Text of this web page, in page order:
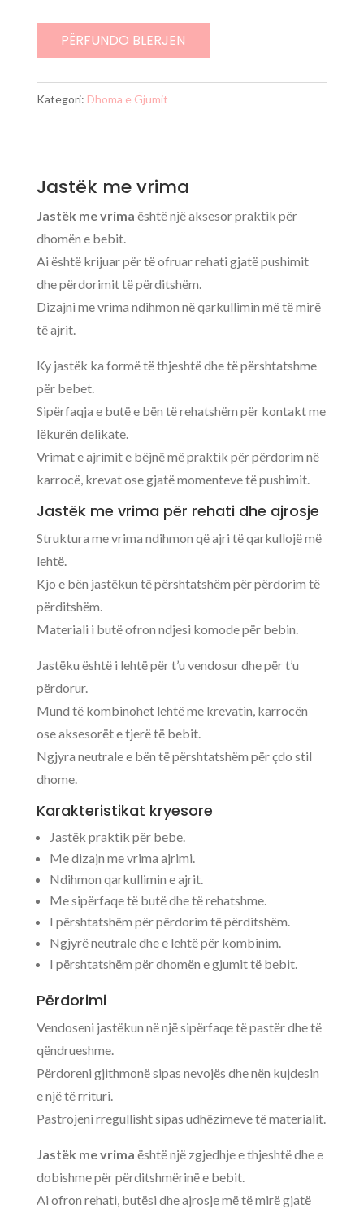
vrimaPËRFUNDO BLERJEN
Kategori: Dhoma e Gjumit
Jastëk me vrima
Jastëk me vrima është një aksesor praktik për
dhomën e bebit.
Ai është krijuar për të ofruar rehati gjatë pushimit
dhe përdorimit të përditshëm.
Dizajni me vrima ndihmon në qarkullimin më të mirë
të ajrit.
Ky jastëk ka formë të thjeshtë dhe të përshtatshme
për bebet.
Sipërfaqja e butë e bën të rehatshëm për kontakt me
lëkurën delikate.
Vrimat e ajrimit e bëjnë më praktik për përdorim në
karrocë, krevat ose gjatë momenteve të pushimit.
Jastëk me vrima për rehati dhe ajrosje
Struktura me vrima ndihmon që ajri të qarkullojë më
lehtë.
Kjo e bën jastëkun të përshtatshëm për përdorim të
përditshëm.
Materiali i butë ofron ndjesi komode për bebin.
Jastëku është i lehtë për t’u vendosur dhe për t’u
përdorur.
Mund të kombinohet lehtë me krevatin, karrocën
ose aksesorët e tjerë të bebit.
Ngjyra neutrale e bën të përshtatshëm për çdo stil
dhome.
Karakteristikat kryesore
Jastëk praktik për bebe.
Me dizajn me vrima ajrimi.
Ndihmon qarkullimin e ajrit.
Me sipërfaqe të butë dhe të rehatshme.
I përshtatshëm për përdorim të përditshëm.
Ngjyrë neutrale dhe e lehtë për kombinim.
I përshtatshëm për dhomën e gjumit të bebit.
Përdorimi
Vendoseni jastëkun në një sipërfaqe të pastër dhe të
qëndrueshme.
Përdoreni gjithmonë sipas nevojës dhe nën kujdesin
e një të rrituri.
Pastrojeni rregullisht sipas udhëzimeve të materialit.
Jastëk me vrima është një zgjedhje e thjeshtë dhe e
dobishme për përditshmërinë e bebit.
Ai ofron rehati, butësi dhe ajrosje më të mirë gjatë